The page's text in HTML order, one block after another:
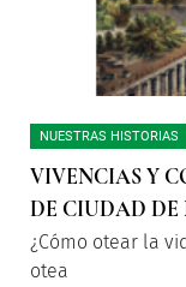
NUESTRAS HISTORIAS
VIVENCIAS Y
DE CIUDAD DE
¿Cómo otear la
otea